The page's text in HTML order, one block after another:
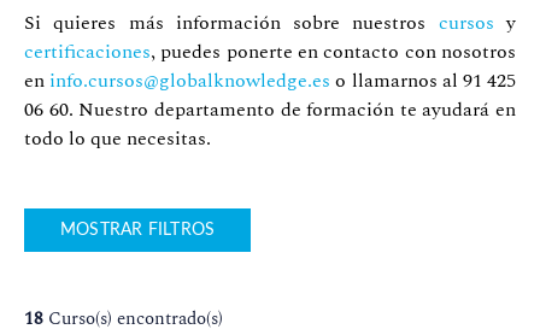
Si quieres más información sobre nuestros cursosy
certificaciones, puedes ponerte en contacto con nosotros
en info.cursos@globalknowledge.es o llamarnos al 91 425
06 60. Nuestro departamento de formación te ayudará en
todo lo que necesitas.
MOSTRAR FILTROS
18 Curso(s) encontrado(s)